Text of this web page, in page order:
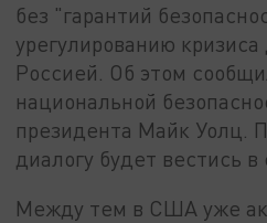
без "гарантий
урегулированию
Россией. Об этом
национальной
президента Майк Уолц.
диалогу будет вестись
Между тем в США уже